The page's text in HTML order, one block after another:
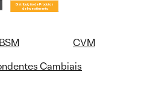
BSM
CVM
Cambiais